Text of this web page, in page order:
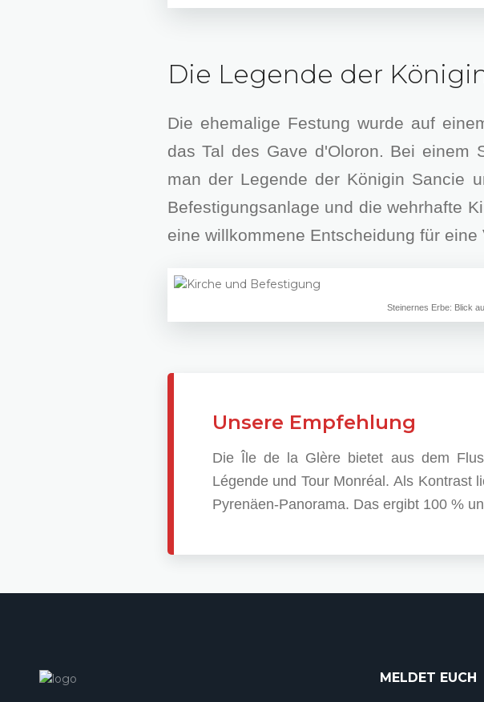
Die Legende der
Die ehemalige Festung wurde auf
das Tal des Gave d'Oloron. Bei einem
man der Legende der Königin Sancie
Befestigungsanlage und die wehrhafte
eine willkommene Entscheidung für eine
Steinernes Erbe: Blick
Unsere Empfehlung
Die Île de la Glère bietet aus dem
Légende und Tour Monréal. Als Kontrast
Pyrenäen-Panorama. Das ergibt 100 %
MELDET EUCH